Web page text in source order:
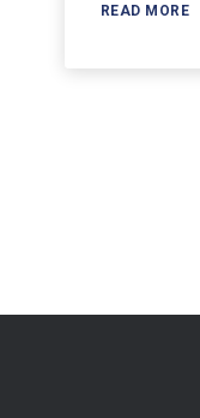
READ MORE